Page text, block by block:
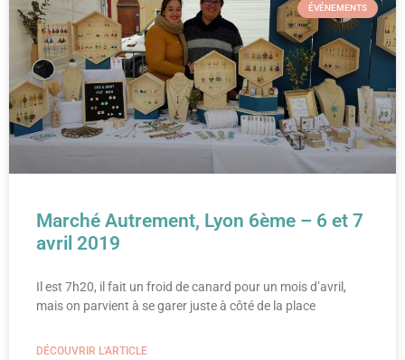
ÉVÉNEMENTS
Marché Autrement, Lyon 6ème – 6 et 7
avril 2019
Il est 7h20, il fait un froid de canard pour un mois d’avril,
mais on parvient à se garer juste à côté de la place
DÉCOUVRIR L'ARTICLE